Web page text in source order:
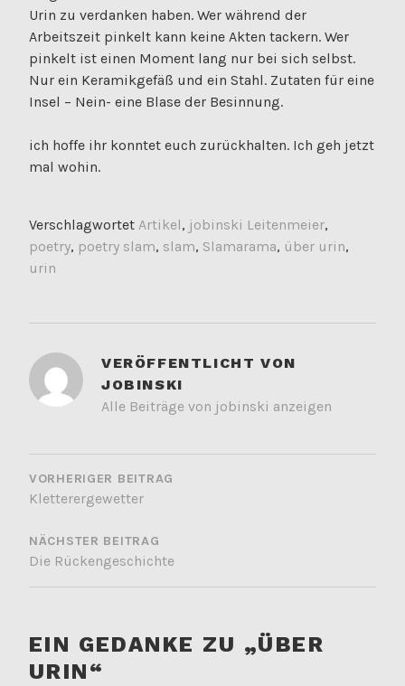
Urin zu verdanken haben. Wer während der
Arbeitszeit pinkelt kann keine Akten tackern. Wer
pinkelt ist einen Moment lang nur bei sich selbst.
Nur ein Keramikgefäß und ein Stahl. Zutaten für eine
Insel – Nein- eine Blase der Besinnung.
ich hoffe ihr konntet euch zurückhalten. Ich geh jetzt
mal wohin.
Verschlagwortet Artikel, jobinski Leitenmeier,
poetry, poetry slam, slam, Slamarama, über urin,
urin
VERÖFFENTLICHT VON
JOBINSKI
Alle Beiträge von jobinski anzeigen
BEITRAGSNAVIGATION
VORHERIGER BEITRAG
Kletterergewetter
NÄCHSTER BEITRAG
Die Rückengeschichte
EIN GEDANKE ZU „ÜBER
URIN“